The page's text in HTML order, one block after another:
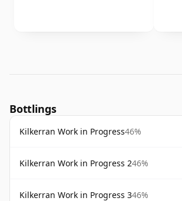
Bottlings
Kilkerran Work in Progress46%
Kilkerran Work in Progress 246%
Kilkerran Work in Progress 346%